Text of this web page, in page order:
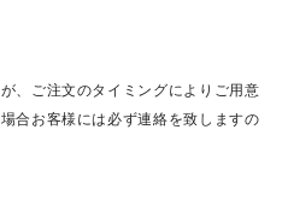
、ご注文のタイミングによりご用意
合お客様には必ず連絡を致しますの